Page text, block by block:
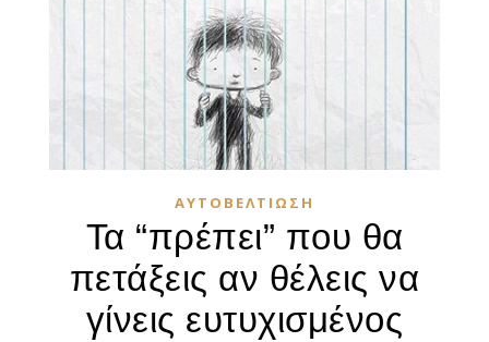
ΑΥΤΟΒΕΛΤΊΩΣΗ
Τα “πρέπει” που θα
πετάξεις αν θέλεις να
γίνεις ευτυχισμένος